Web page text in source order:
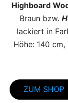
Highboard
Braun bzw.
lackiert in
Höhe: 140
ZUM SHOP